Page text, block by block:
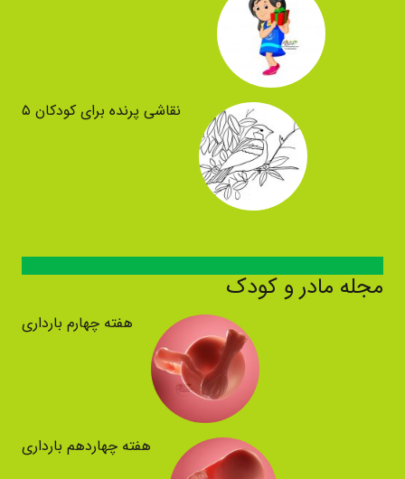
نقاشی پرنده برای کودکان ۵
مجله مادر و کودک
هفته چهارم بارداری
هفته چهاردهم بارداری